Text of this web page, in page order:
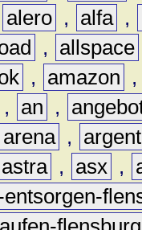
alero , alfa ,
, allspace
, amazon
, an ,
arena ,
astra , asx ,
entsorgen-